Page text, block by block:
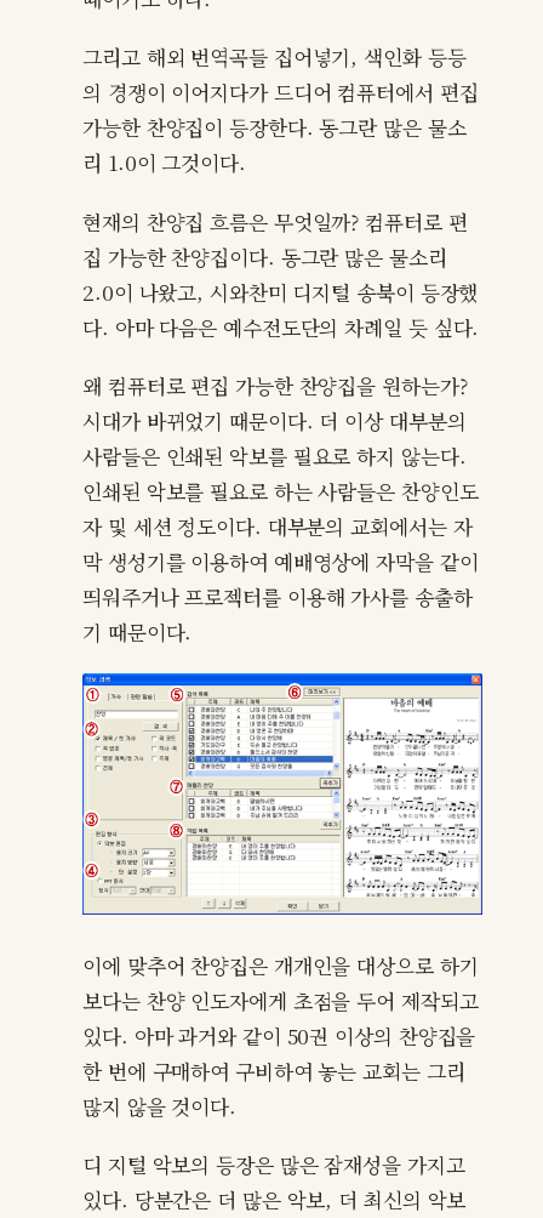
그리고 해외 번역곡들 집어넣기, 색인화 등등
의 경쟁이 이어지다가 드디어 컴퓨터에서 편집
가능한 찬양집이 등장한다. 동그란 많은 물소
리 1.0이 그것이다.
현재의 찬양집 흐름은 무엇일까? 컴퓨터로 편
집 가능한 찬양집이다. 동그란 많은 물소리
2.0이 나왔고, 시와찬미 디지털 송북이 등장했
다. 아마 다음은 예수전도단의 차례일 듯 싶다.
왜 컴퓨터로 편집 가능한 찬양집을 원하는가?
시대가 바뀌었기 때문이다. 더 이상 대부분의
사람들은 인쇄된 악보를 필요로 하지 않는다.
인쇄된 악보를 필요로 하는 사람들은 찬양인도
자 및 세션 정도이다. 대부분의 교회에서는 자
막 생성기를 이용하여 예배영상에 자막을 같이
띄워주거나 프로젝터를 이용해 가사를 송출하
기 때문이다.
이에 맞추어 찬양집은 개개인을 대상으로 하기
보다는 찬양 인도자에게 초점을 두어 제작되고
있다. 아마 과거와 같이 50권 이상의 찬양집을
한 번에 구매하여 구비하여 놓는 교회는 그리
많지 않을 것이다.
디 지털 악보의 등장은 많은 잠재성을 가지고
있다. 당분간은 더 많은 악보, 더 최신의 악보